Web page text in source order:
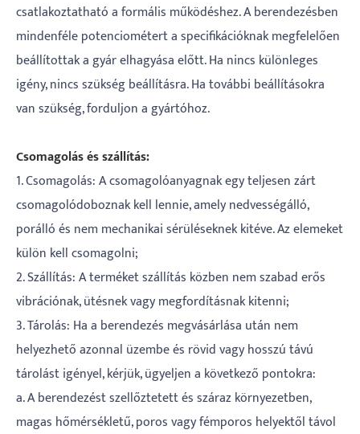
csatlakoztatható a formális működéshez. A berendezésben
mindenféle potenciométert a specifikációknak megfelelően
beállítottak a gyár elhagyása előtt. Ha nincs különleges
igény, nincs szükség beállításra. Ha további beállításokra
van szükség, forduljon a gyártóhoz.
Csomagolás és szállítás:
1. Csomagolás: A csomagolóanyagnak egy teljesen zárt
csomagolódoboznak kell lennie, amely nedvességálló,
porálló és nem mechanikai sérüléseknek kitéve. Az elemeket
külön kell csomagolni;
2. Szállítás: A terméket szállítás közben nem szabad erős
vibrációnak, ütésnek vagy megfordításnak kitenni;
3. Tárolás: Ha a berendezés megvásárlása után nem
helyezhető azonnal üzembe és rövid vagy hosszú távú
tárolást igényel, kérjük, ügyeljen a következő pontokra:
a. A berendezést szellőztetett és száraz környezetben,
magas hőmérsékletű, poros vagy fémporos helyektől távol